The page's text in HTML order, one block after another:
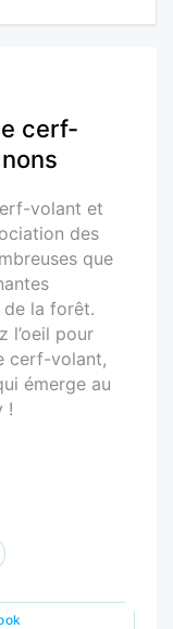
cerf-
volant et
des
que
la forêt.
l’oeil pour
cerf-volant,
émerge au
!